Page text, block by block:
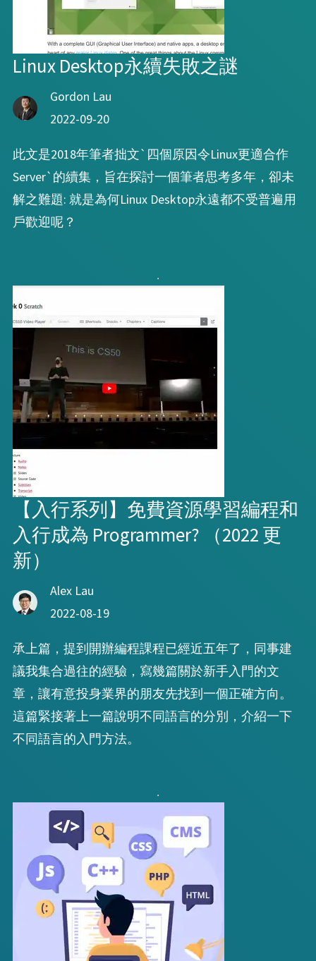
Linux Desktop永續失敗之謎
Gordon Lau
2022-09-20
此文是2018年筆者拙文`四個原因令Linux更適合作
Server`的續集，旨在探討一個筆者思考多年，卻未
解之難題: 就是為何Linux Desktop永遠都不受普遍用
戶歡迎呢？
【入行系列】免費資源學習編程和
入行成為 Programmer? （2022 更
新）
Alex Lau
2022-08-19
承上篇，提到開辦編程課程已經近五年了，同事建
議我集合過往的經驗，寫幾篇關於新手入門的文
章，讓有意投身業界的朋友先找到一個正確方向。
這篇緊接著上一篇說明不同語言的分別，介紹一下
不同語言的入門方法。